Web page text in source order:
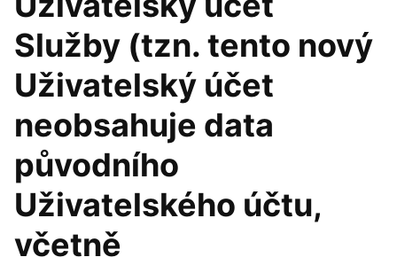
Služby (tzn. tento nový
Uživatelský účet
neobsahuje data
původního
Uživatelského účtu,
včetně